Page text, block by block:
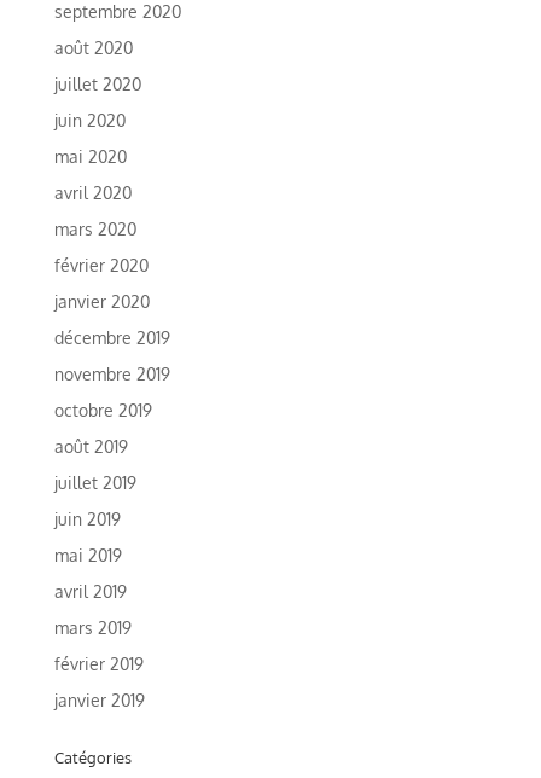
septembre 2020
août 2020
juillet 2020
juin 2020
mai 2020
avril 2020
mars 2020
février 2020
janvier 2020
décembre 2019
novembre 2019
octobre 2019
août 2019
juillet 2019
juin 2019
mai 2019
avril 2019
mars 2019
février 2019
janvier 2019
Catégories